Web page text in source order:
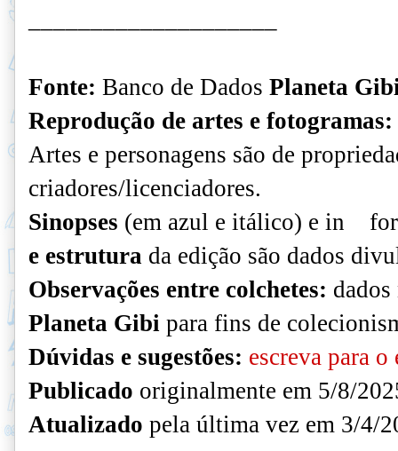
Fonte: Banco de Dados Planeta
Reprodução de artes e fotogramas:
Artes e personagens são de
criadores/licenciadores.
Sinopses (em azul e itálico) e in
e estrutura da edição são dados
Observações entre colchetes:
Planeta Gibi para fins de
Dúvidas e sugestões: escreva para
Publicado originalmente em 5/8/
Atualizado pela última vez em 3/4/